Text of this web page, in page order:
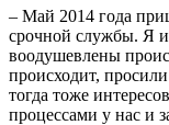
– Май 2014 года
срочной службы. Я
воодушевлены
происходит,
тогда тоже
процессами у нас и